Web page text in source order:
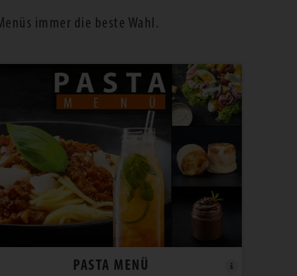
immer die beste Wahl.
PASTA MENÜ